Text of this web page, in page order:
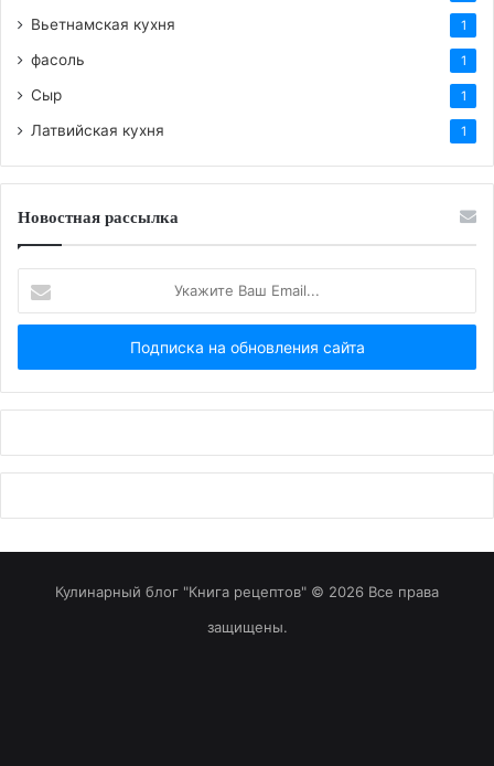
Вьетнамская кухня 1
фасоль 1
Сыр 1
Латвийская кухня 1
Новостная рассылка
Ваш
Email...
Кулинарный блог "Книга рецептов" © 2026 Все права
защищены.